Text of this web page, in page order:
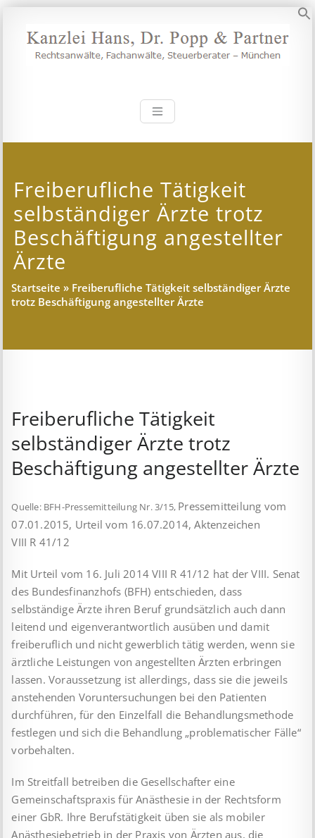
Inhalt
springen
Kanzlei Hans,
Freiberufliche Tätigkeit
selbständiger Ärzte trotz
Beschäftigung angestellter
Ärzte
Startseite » Freiberufliche Tätigkeit selbständiger Ärzte
trotz Beschäftigung angestellter Ärzte
Freiberufliche Tätigkeit
selbständiger Ärzte trotz
Beschäftigung angestellter Ärzte
Quelle: BFH-Pressemitteilung Nr. 3/15, Pressemitteilung vom
07.01.2015, Urteil vom 16.07.2014, Aktenzeichen
VIII R 41/12
Mit Urteil vom 16. Juli 2014 VIII R 41/12 hat der VIII. Senat
des Bundesfinanzhofs (BFH) entschieden, dass
selbständige Ärzte ihren Beruf grundsätzlich auch dann
leitend und eigenverantwortlich ausüben und damit
freiberuflich und nicht gewerblich tätig werden, wenn sie
ärztliche Leistungen von angestellten Ärzten erbringen
lassen. Voraussetzung ist allerdings, dass sie die jeweils
anstehenden Voruntersuchungen bei den Patienten
durchführen, für den Einzelfall die Behandlungsmethode
festlegen und sich die Behandlung „problematischer Fälle“
vorbehalten.
Im Streitfall betreiben die Gesellschafter eine
Gemeinschafts­praxis für Anästhesie in der Rechtsform
einer GbR. Ihre Berufs­tätigkeit üben sie als mobiler
Anästhesiebetrieb in der Praxis von Ärzten aus, die